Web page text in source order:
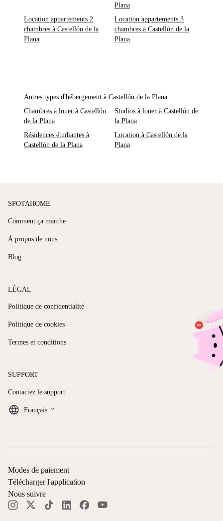
Plana
Location appartements 2
chambres à Castellón de la
Plana
Location appartements 3
chambres à Castellón de la
Plana
Autres types d'hébergement à Castellón de la Plana
Chambres à louer à Castellón
de la Plana
Studios à louer à Castellón de
la Plana
Résidences étudiantes à
Castellón de la Plana
Location à Castellón de la
Plana
SPOTAHOME
Comment ça marche
À propos de nous
Blog
LÉGAL
Politique de confidentialité
Politique de cookies
Termes et conditions
SUPPORT
Contactez le support
Français keyboard_arrow_down
Modes de paiement
Télécharger l'application
Nous suivre